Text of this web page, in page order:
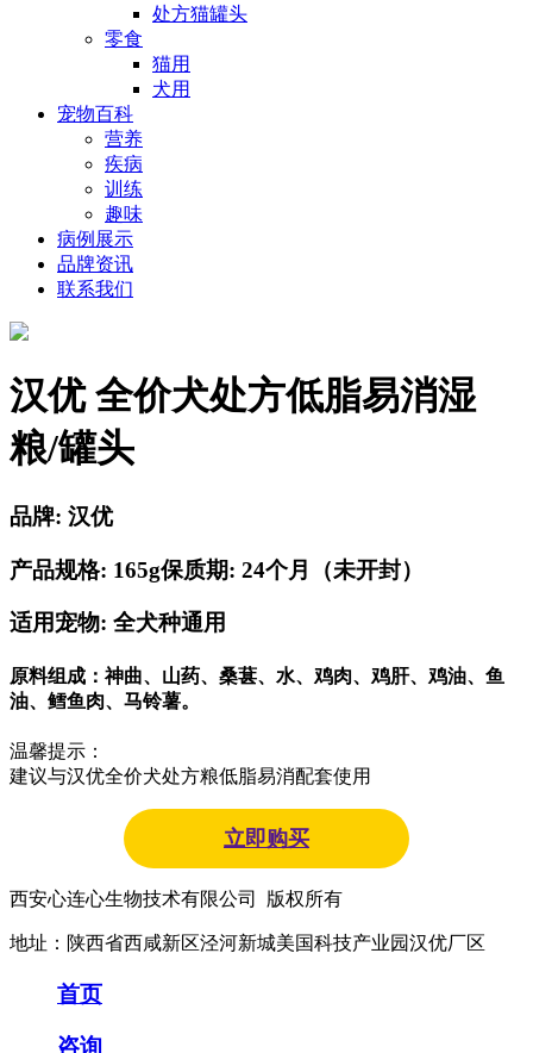
处方猫罐头
零食
猫用
犬用
宠物百科
营养
疾病
训练
趣味
病例展示
品牌资讯
联系我们
汉优 全价犬处方低脂易消湿
粮/罐头
品牌: 汉优
产品规格: 165g保质期: 24个月（未开封）
适用宠物: 全犬种通用
原料组成：神曲、山药、桑葚、水、鸡肉、鸡肝、鸡油、鱼
油、鳕鱼肉、马铃薯。
温馨提示：
建议与汉优全价犬处方粮低脂易消配套使用
立即购买
西安心连心生物技术有限公司 版权所有
地址：陕西省西咸新区泾河新城美国科技产业园汉优厂区
首页
咨询